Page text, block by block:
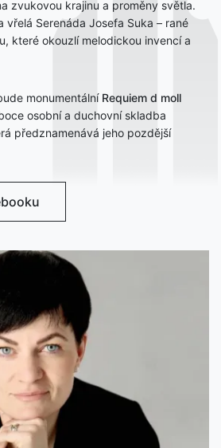
zvukovou krajinu a proměny světla.
vřelá Serenáda Josefa Suka – rané
které okouzlí melodickou invencí a
monumentální Requiem d moll
osobní a duchovní skladba
předznamenává jeho pozdější